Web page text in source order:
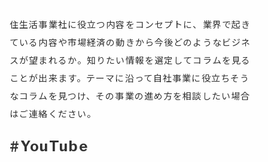
住生活事業社に役立つ内容をコンセプトに、業界で起き
ている内容や市場経済の動きから今後どのようなビジネ
スが望まれるか。知りたい情報を選定してコラムを見る
ことが出来ます。テーマに沿って自社事業に役立ちそう
なコラムを見つけ、その事業の進め方を相談したい場合
はご連絡ください。
#YouTube